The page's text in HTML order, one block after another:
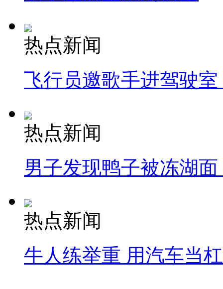
热点新闻
飞行员邀歌手进驾驶
热点新闻
男子发现鸭子被冻湖
热点新闻
牛人练举重 用汽车当